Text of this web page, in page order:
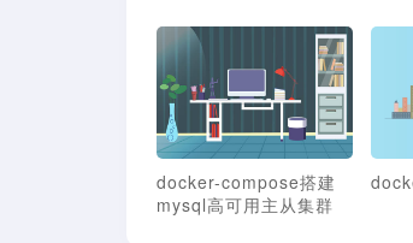
docker-compose搭建
mysql高可用主从集群